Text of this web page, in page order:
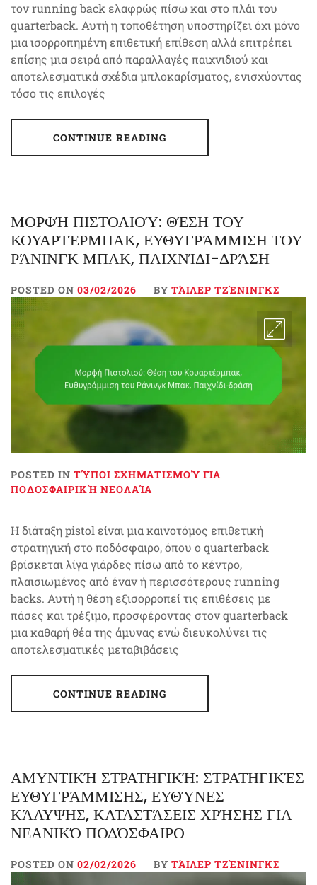
τον running back ελαφρώς πίσω και στο πλάι του
quarterback. Αυτή η τοποθέτηση υποστηρίζει όχι μόνο
μια ισορροπημένη επιθετική επίθεση αλλά επιτρέπει
επίσης μια σειρά από παραλλαγές παιχνιδιού και
αποτελεσματικά σχέδια μπλοκαρίσματος, ενισχύοντας
τόσο τις επιλογές
CONTINUE READING
ΜΟΡΦΉ ΠΙΣΤΟΛΙΟΎ: ΘΈΣΗ ΤΟΥ
ΚΟΥΑΡΤΈΡΜΠΑΚ, ΕΥΘΥΓΡΆΜΜΙΣΗ ΤΟΥ
ΡΆΝΙΝΓΚ ΜΠΑΚ, ΠΑΙΧΝΊΔΙ-ΔΡΆΣΗ
POSTED ON 03/02/2026 BY ΤΆΙΛΕΡ ΤΖΈΝΙΝΓΚΣ
POSTED IN ΤΎΠΟΙ ΣΧΗΜΑΤΙΣΜΟΎ ΓΙΑ
ΠΟΔΟΣΦΑΙΡΙΚΉ ΝΕΟΛΑΊΑ
Η διάταξη pistol είναι μια καινοτόμος επιθετική
στρατηγική στο ποδόσφαιρο, όπου ο quarterback
βρίσκεται λίγα γιάρδες πίσω από το κέντρο,
πλαισιωμένος από έναν ή περισσότερους running
backs. Αυτή η θέση εξισορροπεί τις επιθέσεις με
πάσες και τρέξιμο, προσφέροντας στον quarterback
μια καθαρή θέα της άμυνας ενώ διευκολύνει τις
αποτελεσματικές μεταβιβάσεις
CONTINUE READING
ΑΜΥΝΤΙΚΉ ΣΤΡΑΤΗΓΙΚΉ: ΣΤΡΑΤΗΓΙΚΈΣ
ΕΥΘΥΓΡΆΜΜΙΣΗΣ, ΕΥΘΎΝΕΣ
ΚΆΛΥΨΗΣ, ΚΑΤΑΣΤΆΣΕΙΣ ΧΡΉΣΗΣ ΓΙΑ
ΝΕΑΝΙΚΌ ΠΟΔΌΣΦΑΙΡΟ
POSTED ON 02/02/2026 BY ΤΆΙΛΕΡ ΤΖΈΝΙΝΓΚΣ